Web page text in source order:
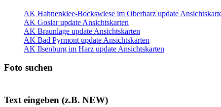
AK Hahnenklee-Bockswiese im Oberharz update
AK Goslar update Ansichtskarten
AK Braunlage update Ansichtskarten
AK Bad Pyrmont update Ansichtskarten
AK Ilsenburg im Harz update Ansichtskarten
Foto suchen
Text eingeben (z.B. NEW)